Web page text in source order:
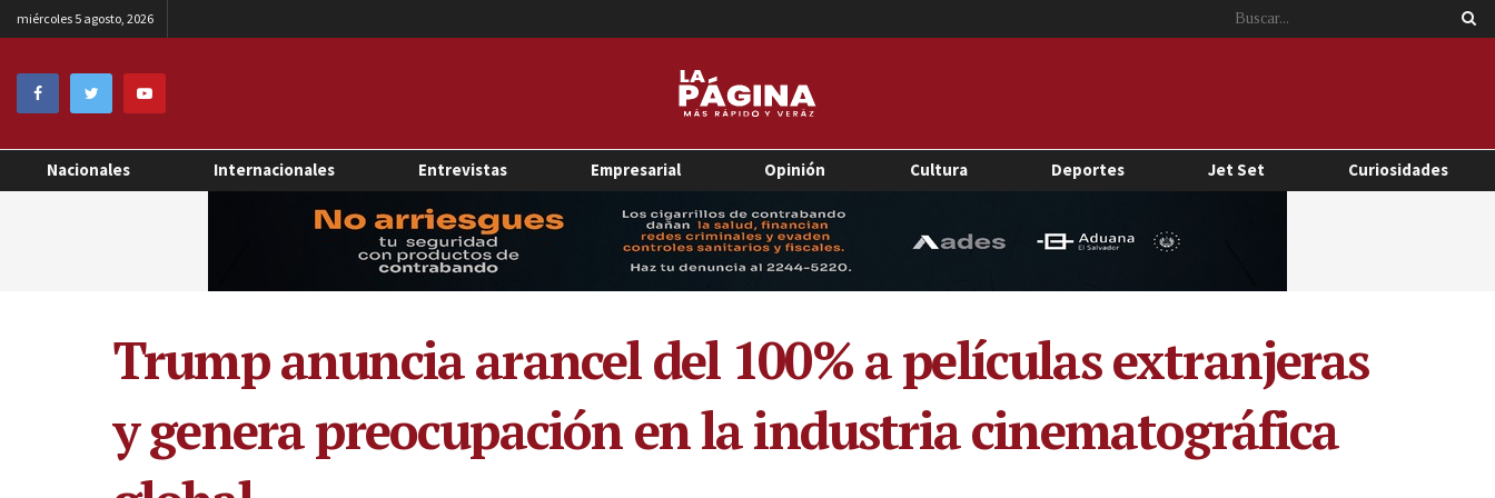
miércoles 5 agosto, 2026
Nacionales Internacionales Entrevistas Empresarial Opinión Cultura Deportes Jet Set Curiosidades
Trump anuncia arancel del 100% a películas extranjeras
y genera preocupación en la industria cinematográfica